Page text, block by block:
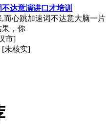
达意演讲口才培训
而心跳加速词不达意大脑一
果，你
市]
[未核实]